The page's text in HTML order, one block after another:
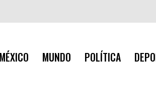
MÉXICO MUNDO POLÍTICA